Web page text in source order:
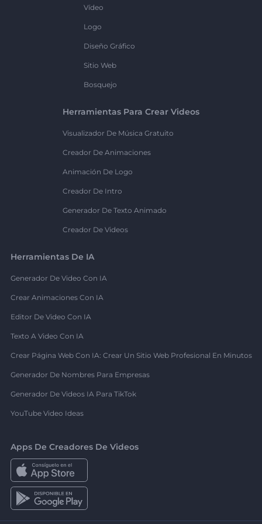
Vídeo
Logo
Diseño Gráfico
Sitio Web
Bosquejo
Herramientas Para Crear Videos
Visualizador De Música Gratuito
Creador De Animaciones
Animación De Logo
Creador De Intro
Generador De Texto Animado
Creador De Videos
Herramientas De IA
Generador De Video Con IA
Crear Animaciones Con IA
Editor De Video Con IA
Texto A Video Con IA
Crear Página Web Con IA: Crear Un Sitio Web Profesional En Minutos
Generador De Nombres Para Empresas
Generador De Videos IA Para TikTok
YouTube Video Ideas
Apps De Creadores De Videos